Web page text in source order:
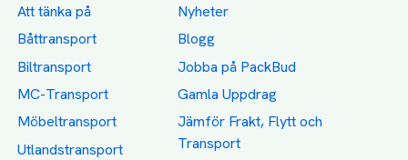
Att tänka på
Båttransport
Biltransport
MC-Transport
Möbeltransport
Utlandstransport
Nyheter
Blogg
Jobba på PackBud
Gamla Uppdrag
Jämför Frakt, Flytt och
Transport